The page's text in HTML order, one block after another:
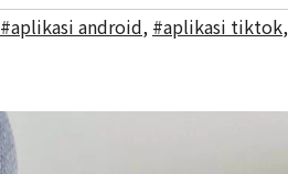
#aplikasi android, #aplikasi tiktok,